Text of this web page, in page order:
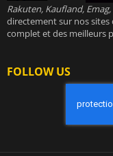
Rakuten, Kaufland,
directement sur nos
complet et des meilleurs
FOLLOW US